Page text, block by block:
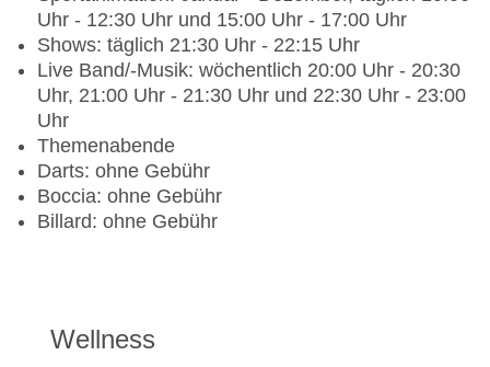
notwendig, gegen Gebühr, täglich 19:30 Uhr -
22:00 Uhr, Kinderhochstuhl, angemessene
Kleidung erwünscht
Spezialitätenrestaurant „Sofra“: Küche:
libanesisch, mediterran, glutenfreie Gerichte:
ohne Gebühr, Anfrage & Reservierung notwendig,
lactosefreie Gerichte: ohne Gebühr, Anfrage &
Reservierung notwendig, vegetarische Gerichte:
ohne Gebühr, Anfrage & Reservierung notwendig,
19:00 Uhr - 22:00 Uhr, klimatisierbar,
Kinderhochstuhl, angemessene Kleidung
Uhr - 12:30 Uhr und 15:00 Uhr - 17:00 Uhr
Shows: täglich 21:30 Uhr - 22:15 Uhr
Live Band/-Musik: wöchentlich 20:00 Uhr - 20:30
Uhr, 21:00 Uhr - 21:30 Uhr und 22:30 Uhr - 23:00
Uhr
Themenabende
Darts: ohne Gebühr
Boccia: ohne Gebühr
Billard: ohne Gebühr
Wellness